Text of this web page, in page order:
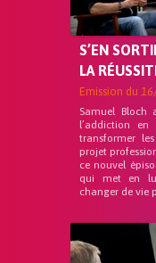
S’EN
LA
Emission du
Samuel Bloch
l’addiction en
transformer
projet
ce nouvel
qui met en
changer de vie